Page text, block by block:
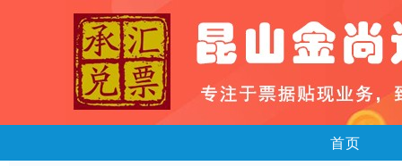
首页